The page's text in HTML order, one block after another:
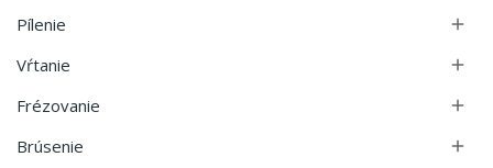
Pílenie 
Vŕtanie 
Frézovanie 
Brúsenie 